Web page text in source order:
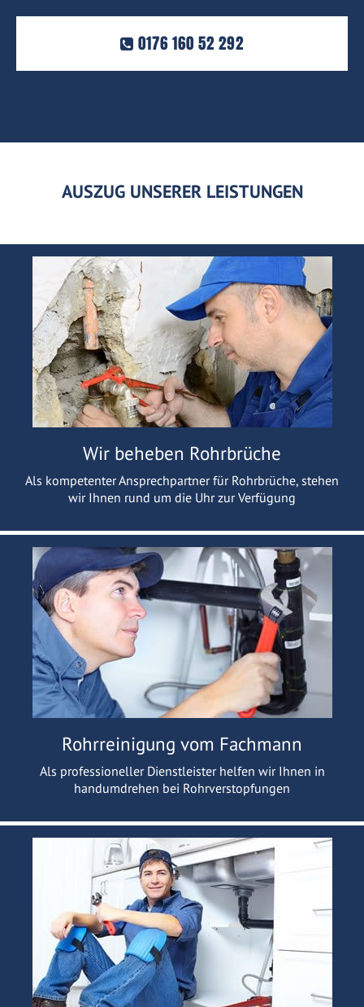
0176 160 52 292
AUSZUG UNSERER LEISTUNGEN
Wir beheben Rohrbrüche
Als kompetenter Ansprechpartner für Rohrbrüche, stehen
wir Ihnen rund um die Uhr zur Verfügung
Rohrreinigung vom Fachmann
Als professioneller Dienstleister helfen wir Ihnen in
handumdrehen bei Rohrverstopfungen